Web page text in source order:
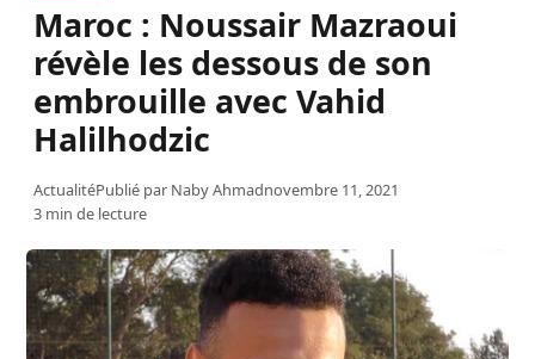
Maroc : Noussair Mazraoui
révèle les dessous de son
embrouille avec Vahid
Halilhodzic
ActualitéPublié par Naby Ahmadnovembre 11, 2021
3 min de lecture